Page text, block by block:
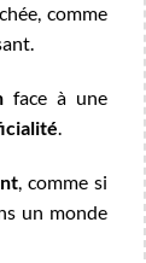
comme
face à une
.
, comme si
un monde